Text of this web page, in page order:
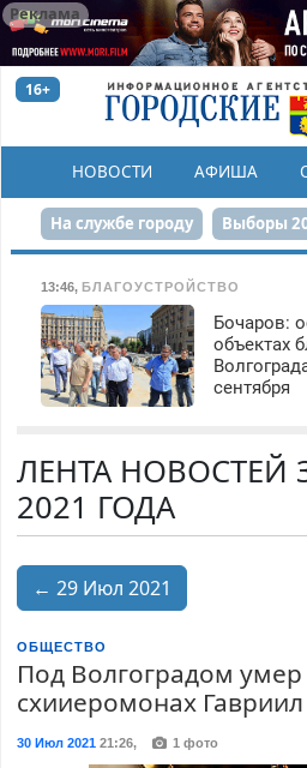
Реклама
16+
НОВОСТИ АФИША
КОНКУРСЫ
На службе городу Выборы
Сталинград в сердце
Набережная День Победы
80-летие Победы Парк
13:46, БЛАГОУСТРОЙСТВО
Бочаров:
объектах
сентября
ЛЕНТА НОВОСТЕЙ
2021 ГОДА
← 29 Июл 2021
ОБЩЕСТВО
Под Волгоградом умер
схииеромонах Гавриил
30 Июл 202121:26, 1 фото